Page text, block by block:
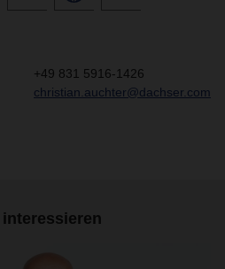
+49 831 5916-1426
christian.auchter@dachser.com